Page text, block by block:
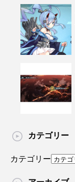
カテゴリー
カテゴリー